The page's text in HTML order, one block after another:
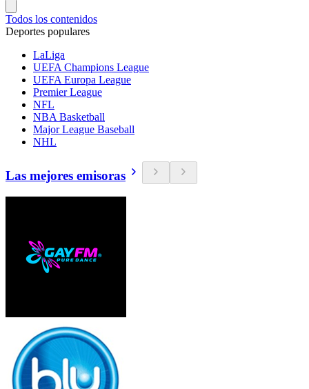
Todos los contenidos
Deportes populares
LaLiga
UEFA Champions League
UEFA Europa League
Premier League
NFL
NBA Basketball
Major League Baseball
NHL
Las mejores emisoras